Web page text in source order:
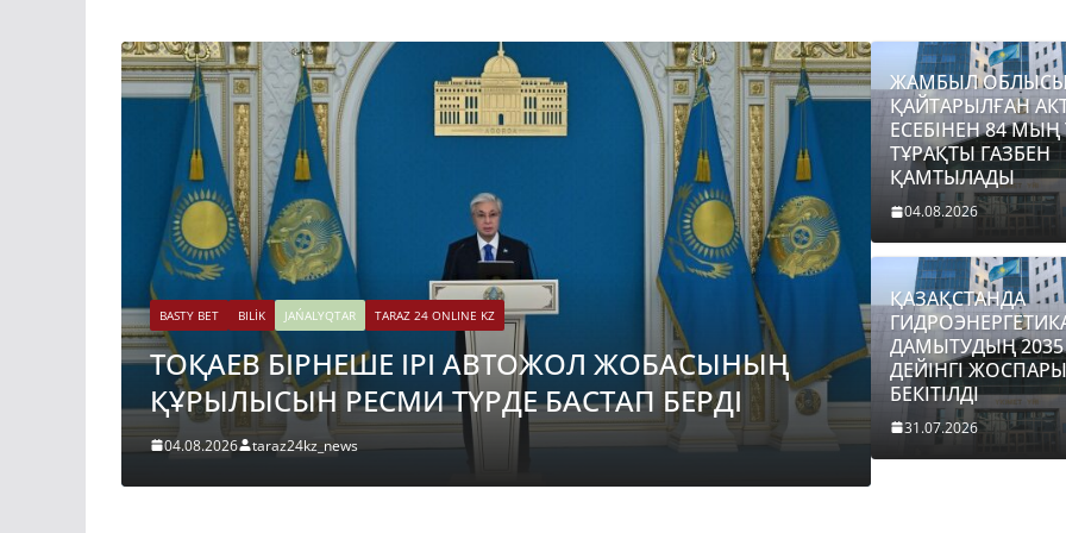
BASTY BET BILİK JAŃALYQTAR TARAZ 24 ONLINE KZ
ТОҚАЕВ БІРНЕШЕ ІРІ АВТОЖОЛ ЖОБАСЫНЫҢ
ҚҰРЫЛЫСЫН РЕСМИ ТҮРДЕ БАСТАП БЕРДІ
04.08.2026 taraz24kz_news
ЖАМБЫЛ
АКТИВТЕР
ГАЗБЕН
04.08.2026
ЖАМБЫЛ
ҚАЙТАРЫЛҒАН
ЕСЕБІНЕН 84
ТҰРАҚТЫ ГАЗБЕН
ҚАМТЫЛАДЫ
04.08.2026
ҚАЗАҚСТАНДА
ДАМЫТУДЫҢ
ДЕЙІНГІ ЖОСПАРЫ
БЕКІТІЛДІ
31.07.2026
JAŃALYQTAR
TARAZ 24 ONLINE KZ